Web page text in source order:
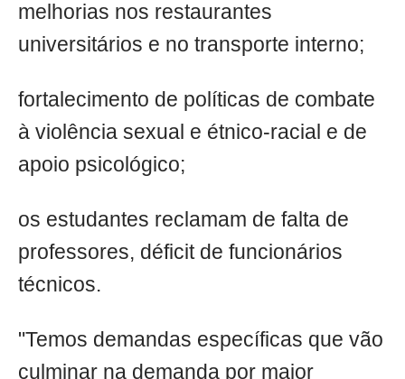
melhorias nos restaurantes
universitários e no transporte interno;
fortalecimento de políticas de combate
à violência sexual e étnico-racial e de
apoio psicológico;
os estudantes reclamam de falta de
professores, déficit de funcionários
técnicos.
"Temos demandas específicas que vão
culminar na demanda por maior